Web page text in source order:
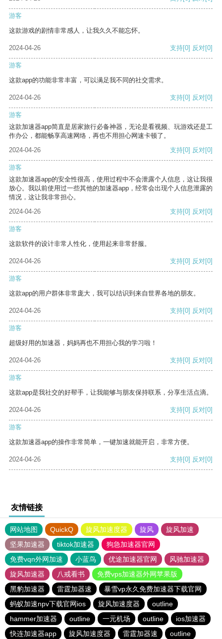
游客
这款游戏的剧情非常感人，让我久久不能忘怀。
2024-04-26 支持[0] 反对[0]
游客
这款app的功能非常丰富，可以满足我不同的社交需求。
2024-04-26 支持[0] 反对[0]
游客
这款加速器app简直是居家旅行必备神器，无论是看视频、玩游戏还是工
作办公，都能畅享高速网络，再也不用担心网速卡顿了。
2024-04-26
支持[0] 反对[0]
游客
这款加速器app的安全性很高，使用过程中不会泄露个人信息，这让我很
放心。我以前使用过一些其他的加速器app，经常会出现个人信息泄露的
情况，这让我非常担心。
2024-04-26
支持[0] 反对[0]
游客
这款软件的设计非常人性化，使用起来非常舒服。
2024-04-26 支持[0] 反对[0]
游客
这款app的用户群体非常庞大，我可以结识到来自世界各地的朋友。
2024-04-26 支持[0] 反对[0]
游客
超级好用的加速器，妈妈再也不用担心我的学习啦！
2024-04-26 支持[0] 反对[0]
游客
这款app是我社交的好帮手，让我能够与朋友保持联系，分享生活点滴。
2024-04-26 支持[0] 反对[0]
游客
这款加速器app的操作非常简单，一键加速就能开启，非常方便。
2024-04-26 支持[0] 反对[0]
友情链接
网站地图 QuickQ 旋风加速度器 旋风
旋风加速
坚果加速器
tiktok加速器
狗急加速器官网
免费vqn外网加速
小蓝鸟 优途加速器官网
风驰加速器
旋风加速器
八戒看书
免费vps加速器外网苹果版
黑豹加速器
雷霆加器速
暴雪vp永久免费加速器下载官网
蚂蚁加速npv下载官网ios
旋风加速度器
outline
hammer加速器
outline 一元机场 outline
ios加速器
快连加速器app
旋风加速度器 雷霆加器速 outline